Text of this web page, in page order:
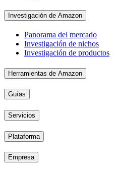
Investigación de Amazon
Panorama del mercado
Investigación de nichos
Investigación de productos
Herramientas de Amazon
Guías
Servicios
Plataforma
Empresa